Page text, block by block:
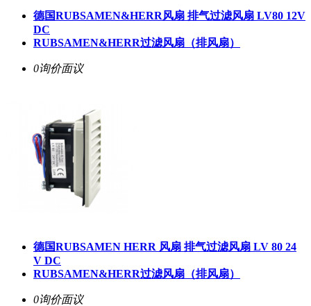
德国RUBSAMEN&HERR风扇 排气过滤风扇 LV80 12V
DC
RUBSAMEN&HERR过滤风扇（排风扇）
0询价面议
德国RUBSAMEN HERR 风扇 排气过滤风扇 LV 80 24
V DC
RUBSAMEN&HERR过滤风扇（排风扇）
0询价面议